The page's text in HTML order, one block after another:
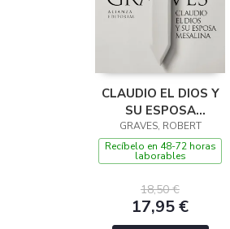
CLAUDIO EL DIOS Y
SU ESPOSA
MESALINA
GRAVES, ROBERT
Recíbelo en 48-72 horas
laborables
18,50 €
17,95 €